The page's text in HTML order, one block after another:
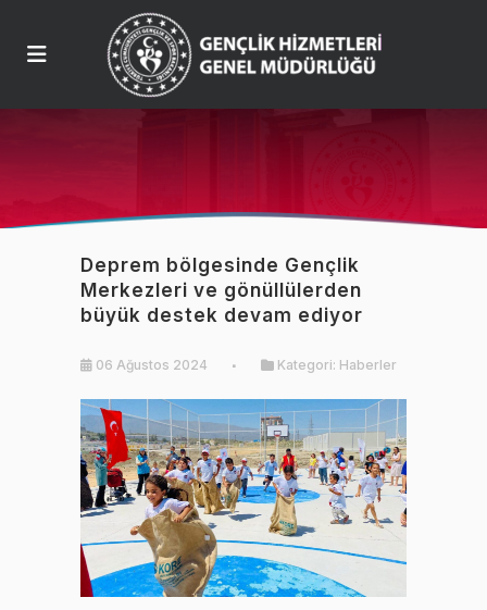
Deprem bölgesinde Gençlik
Merkezleri ve gönüllülerden
büyük destek devam ediyor
06 Ağustos 2024 Kategori: Haberler